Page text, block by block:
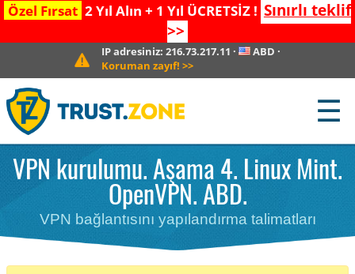
Özel Fırsat 2 Yıl Alın + 1 Yıl ÜCRETSİZ ! Sınırlı teklif
>>
IP adresiniz: 216.73.217.11 · ABD ·
Koruman zayıf! >>
☰
VPN kurulumu. Aşama 4. Linux Mint.
OpenVPN. ABD.
VPN bağlantısını yapılandırma talimatları